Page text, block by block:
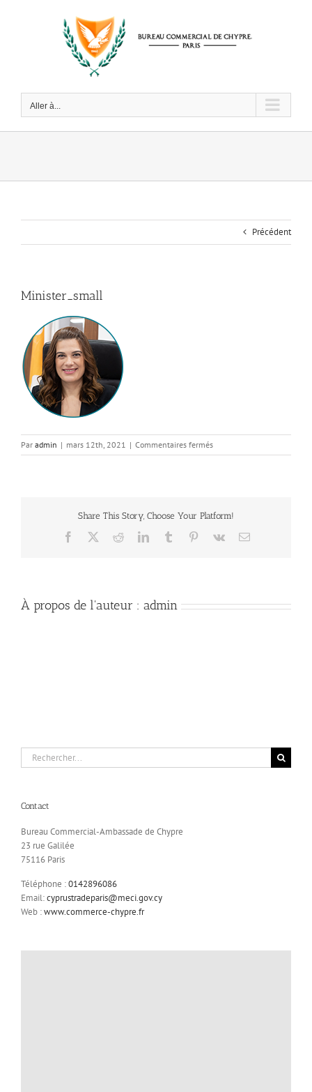
Aller à...
Précédent
Minister_small
Par admin | mars 12th, 2021 | Commentaires ferméssur
Minister_small
Share This Story, Choose Your Platform!
Facebook RedditLinkedInTumblr Pinterest
Vk Email
À propos de l'auteur : admin
Rechercher:
Contact
Bureau Commercial-Ambassade de Chypre
23 rue Galilée
75116 Paris
Téléphone :0142896086
Email:cyprustradeparis@meci.gov.cy
Web :www.commerce-chypre.fr